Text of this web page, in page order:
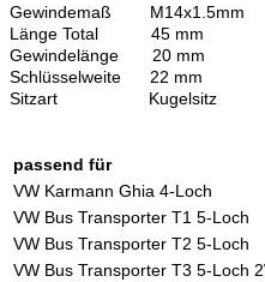
Gewindemaß M14x1.5mm
Länge Total 45 mm
Gewindelänge 20 mm
Schlüsselweite 22 mm
Sitzart Kugelsitz
passend für
VW Karmann Ghia 4-Loch
VW Bus Transporter T1 5-Loch
VW Bus Transporter T2 5-Loch
VW Bus Transporter T3 5-Loch